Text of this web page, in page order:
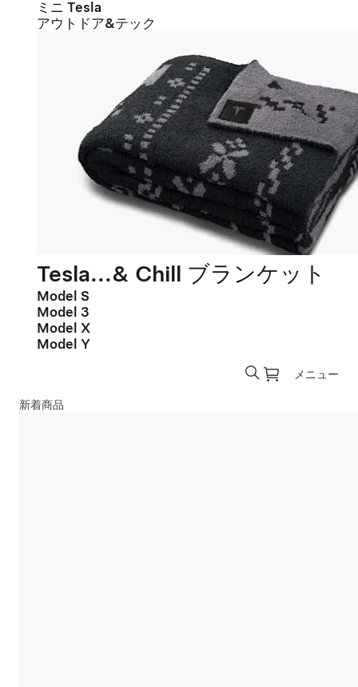
ミニ Tesla
アウトドア&テック
Tesla...& Chill ブランケット
Model S
Model 3
Model X
Model Y
メニュー
新着商品